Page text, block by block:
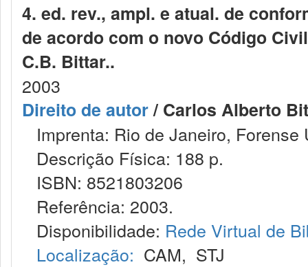
4. ed. rev., ampl. e atual. de
de acordo com o novo Código
C.B. Bittar..
2003
Direito de autor/ Carlos Alberto
Imprenta: Rio de Janeiro, Forense
Descrição Física: 188 p.
ISBN: 8521803206
Referência: 2003.
Disponibilidade: Rede Virtual de
Localização: CAM, STJ